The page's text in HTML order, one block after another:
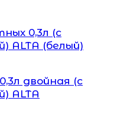
0,3л (с
ALTA (белый)
двойная (с
ALTA